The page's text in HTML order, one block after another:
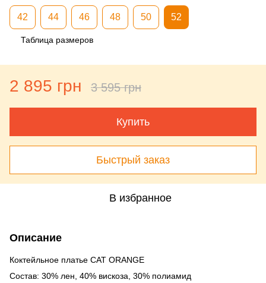
42 44 46 48 50 52
Таблица размеров
2 895 грн 3 595 грн
Купить
Быстрый заказ
В избранное
Описание
Коктейльное платье CAT ORANGE
Состав: 30% лен, 40% вискоза, 30% полиамид